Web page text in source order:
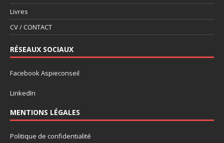
Livres
CV / CONTACT
RÉSEAUX SOCIAUX
Facebook Aspieconseil
LinkedIn
MENTIONS LÉGALES
Politique de confidentialité